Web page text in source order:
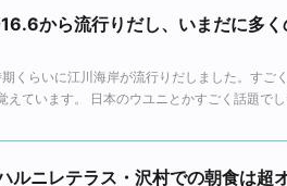
から流行りだし、いまだに多
くらいに江川海岸が流行りだしました。すご
ています。 日本のウユニとかすごく話題で
ルニレテラス・沢村での朝食は超